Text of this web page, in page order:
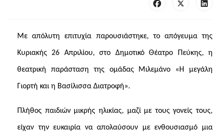
Με απόλυτη επιτυχία παρουσιάστηκε, το απόγευμα της
Κυριακής 26 Απριλίου, στο Δημοτικό Θέατρο Πεύκης, η
θεατρική παράσταση της ομάδας Μιλεμάνο «Η μεγάλη
Γιορτή και η Βασίλισσα Διατροφή».
Πλήθος παιδιών μικρής ηλικίας, μαζί με τους γονείς τους,
είχαν την ευκαιρία να απολαύσουν με ενθουσιασμό μια